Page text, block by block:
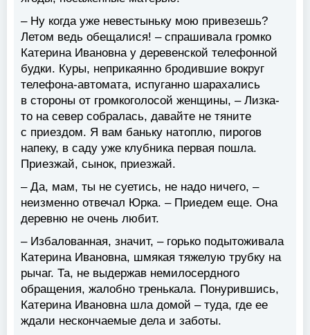
– Ну когда уже невестыньку мою привезешь?
Летом ведь обещалися! – спрашивала громко
Катерина Ивановна у деревенской телефонной
будки. Куры, неприкаянно бродившие вокруг
телефона-автомата, испуганно шарахались
в стороны от громкоголосой женщины, – Лизка-
то на север собралась, давайте не тяните
с приездом. Я вам баньку натоплю, пирогов
напеку, в саду уже клубника первая пошла.
Приезжай, сынок, приезжай.
– Да, мам, ты не суетись, не надо ничего, –
неизменно отвечал Юрка. – Приедем еще. Она
деревню не очень любит.
– Избалованная, значит, – горько подытоживала
Катерина Ивановна, шмякая тяжелую трубку на
рычаг. Та, не выдержав немилосердного
обращения, жалобно тренькала. Понурившись,
Катерина Ивановна шла домой – туда, где ее
ждали нескончаемые дела и заботы.